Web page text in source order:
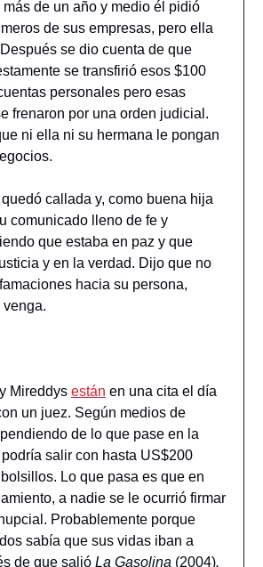
de un año y medio él pidió
de sus empresas, pero ella
se dio cuenta de que
se transfirió esos $100
personales pero esas
frenaron por una orden judicial.
ni ella ni su hermana le pongan
callada y, como buena hija
comunicado lleno de fe y
que estaba en paz y que
y en la verdad. Dijo que no
hacia su persona,
Mireddys están en una cita el día
un juez. Según medios de
de lo que pase en la
salir con hasta US$200
Lo que pasa es que en
a nadie se le ocurrió firmar
Probablemente porque
sabía que sus vidas iban a
de que salió La Gasolina (2004).